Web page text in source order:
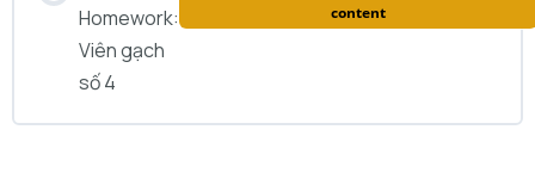
Homework:
Viên gạch
số 4
content